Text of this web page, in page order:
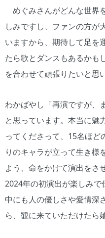
めぐみさんがどんな世界
しみですし、ファンの方が
いますから、期待して足を
たら歌とダンスもあるかも
を合わせて頑張りたいと思
わかばやし「再演ですが、
と思っています。本当に魅
ってくださって、15名ほど
りのキャラが立って生き様
よう、命をかけて演出をさ
2024年の初演出が楽しみ
中にも人の優しさや愛情深
ら、観に来ていただけたら